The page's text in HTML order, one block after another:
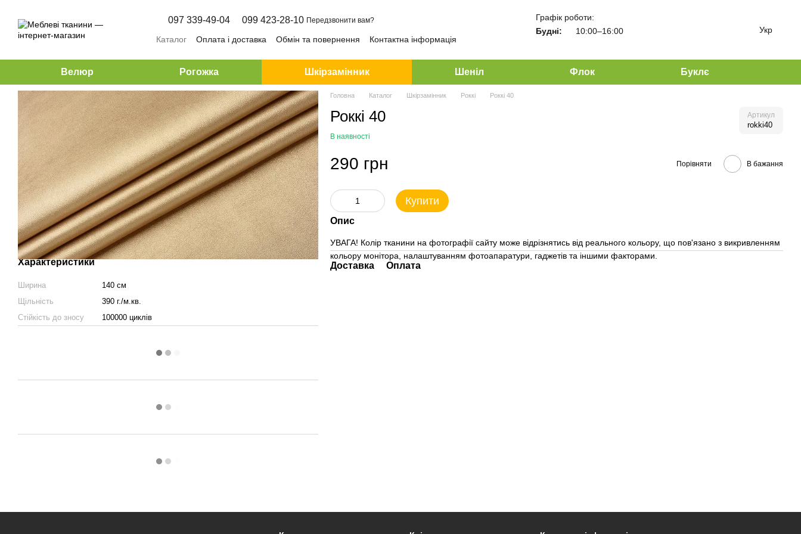
097 339-49-04 099 423-28-10 Передзвонити вам?
Каталог Оплата і доставка Обмін та повернення Контактна інформація
Графік роботи:
Будні:
10:00–16:00 Укр
Велюр Рогожка Шкірзамінник Шеніл Флок Буклє
Характеристики
Ширина
140 см
Щільність
390 г./м.кв.
Стійкість до зносу
100000 циклів
Головна Каталог Шкірзамінник Роккі Роккі 40
Роккі 40 Артикул
rokki40
В наявності
290 грн Порівняти В бажання
Купити
Опис
УВАГА! Колір тканини на фотографії сайту може відрізнятись від реального кольору, що пов'язано з викривленням
кольору монітора, налаштуванням фотоапаратури, гаджетів та іншими факторами.
Доставка Оплата